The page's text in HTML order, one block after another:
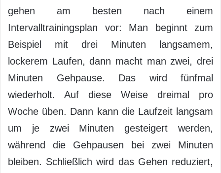
gehen am besten nach einem
Intervalltrainingsplan vor: Man beginnt zum
Beispiel mit drei Minuten langsamem,
lockerem Laufen, dann macht man zwei, drei
Minuten Gehpause. Das wird fünfmal
wiederholt. Auf diese Weise dreimal pro
Woche üben. Dann kann die Laufzeit langsam
um je zwei Minuten gesteigert werden,
während die Gehpausen bei zwei Minuten
bleiben. Schließlich wird das Gehen reduziert,